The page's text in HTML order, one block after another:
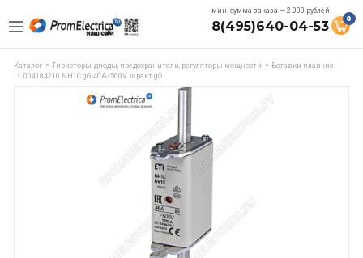
мин. сумма заказа — 2.000 рублей
8(495)640-04-53 0
Каталог Тиристоры, диоды, предохранители, регуляторы мощности
Вставки плавкие
004184210 NH1C gG 40A/500V характ gG